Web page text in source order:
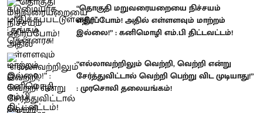
“தொகுதி மறுவரையறையை நிச்சயம்
எதிர்ப்போம்! அதில் எள்ளளவும் மாற்றம்
இல்லை!” : கனிமொழி எம்.பி திட்டவட்டம்!
“எல்லாவற்றிலும் வெற்றி, வெற்றி என்று
சேர்த்துவிட்டால் வெற்றி பெற்று விட முடியாது!”
: முரசொலி தலையங்கம்!